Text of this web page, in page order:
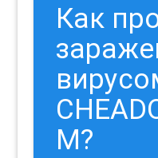
Как
M?